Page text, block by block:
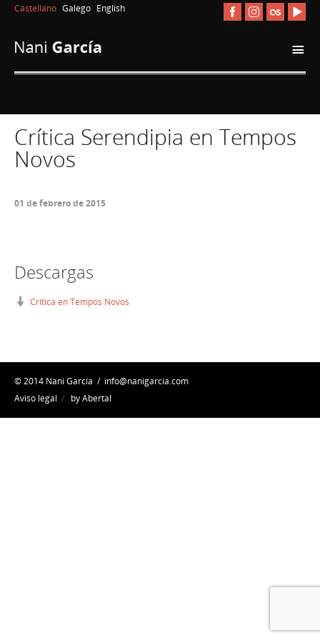
Castellano Galego English
i
Crítica Serendipia en Tempos
Novos
01 de febrero de 2015
Descargas
Crítica en Tempos Novos
© 2014 Nani García / info@nanigarcia.com
Aviso legal / by Abertal